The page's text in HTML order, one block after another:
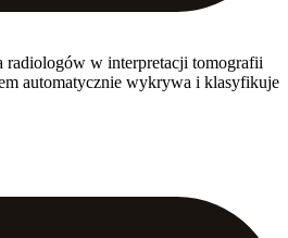
radiologów w interpretacji tomografii
automatycznie wykrywa i klasyfikuje